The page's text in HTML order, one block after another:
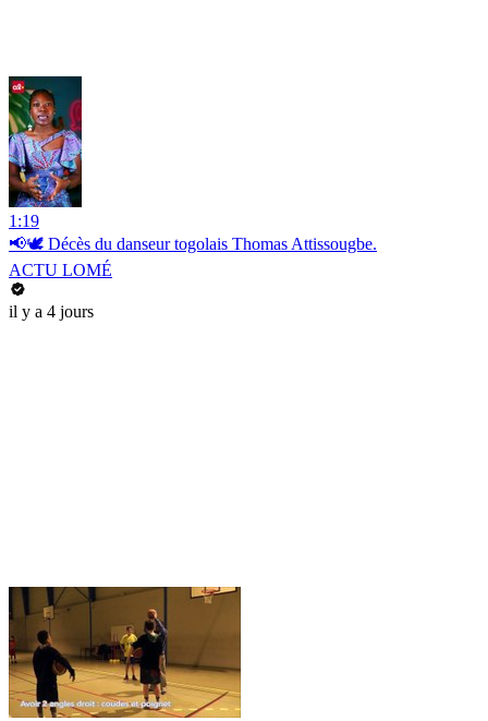
1:19
📢🕊️ Décès du danseur togolais Thomas Attissougbe.
ACTU LOMÉ
il y a 4 jours